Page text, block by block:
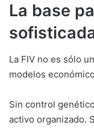
La base
La FIV no es sólo
modelos
Sin control
activo organizado.